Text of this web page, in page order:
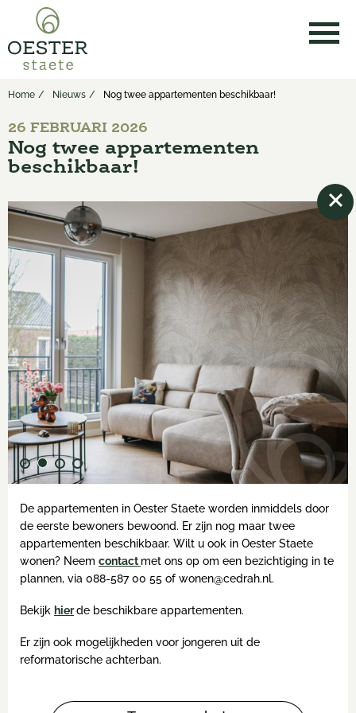
Home Nieuws Nog twee appartementen beschikbaar!
26 FEBRUARI 2026
Nog twee appartementen
beschikbaar!
De appartementen in Oester Staete worden inmiddels door
de eerste bewoners bewoond. Er zijn nog maar twee
appartementen beschikbaar. Wilt u ook in Oester Staete
wonen? Neem contact met ons op om een bezichtiging in te
plannen, via 088-587 00 55 of wonen@cedrah.nl.
Bekijk hierde beschikbare appartementen.
Er zijn ook mogelijkheden voor jongeren uit de
reformatorische achterban.